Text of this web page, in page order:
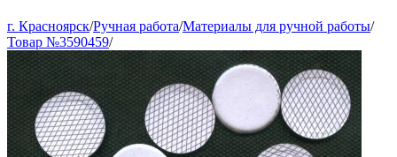
г. Красноярск/Ручная работа/Материалы для ручной работы/
Товар №3590459/